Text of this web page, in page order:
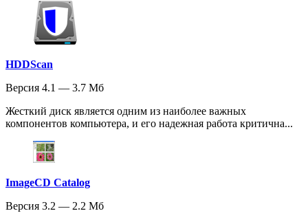
HDDScan
Версия 4.1 — 3.7 Мб
Жесткий диск является одним из наиболее важных
компонентов компьютера, и его надежная работа критична...
ImageCD Catalog
Версия 3.2 — 2.2 Мб